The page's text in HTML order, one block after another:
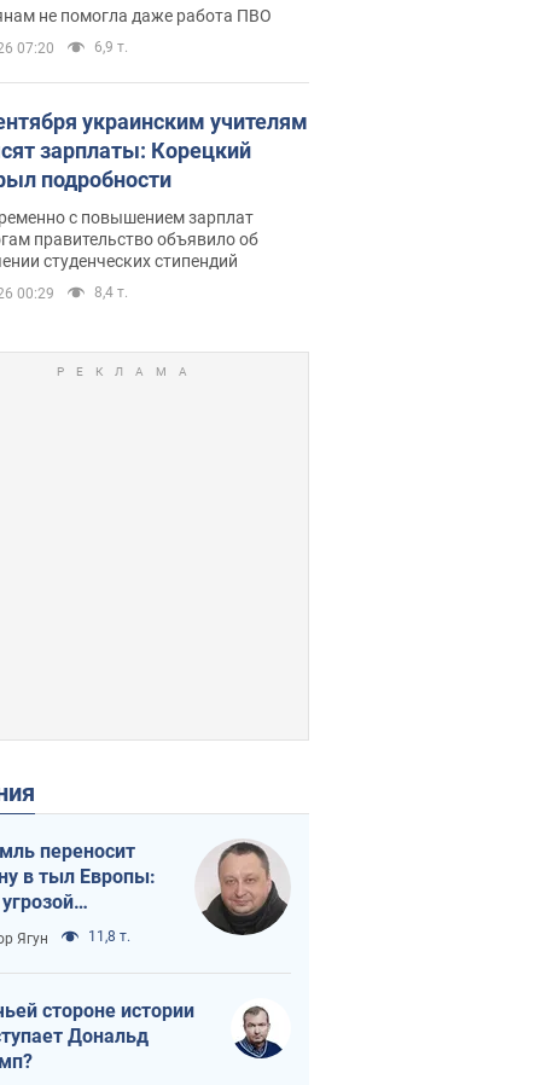
не помогла даже работа ПВО
07:20 6,9 т.
украинским учителям
зарплаты: Корецкий
подробности
с повышением зарплат
правительство объявило об
студенческих стипендий
00:29 8,4 т.
переносит
в тыл Европы:
Ягун 11,8 т.
стороне истории
Дональд